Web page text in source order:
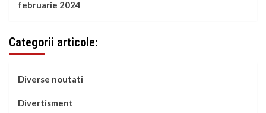
februarie 2024
Categorii articole:
Diverse noutati
Divertisment